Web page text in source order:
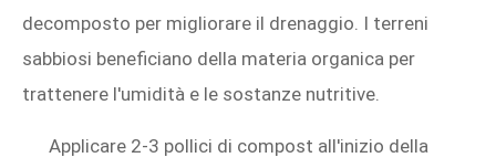
decomposto per migliorare il drenaggio. I terreni
sabbiosi beneficiano della materia organica per
trattenere l'umidità e le sostanze nutritive.
Applicare 2-3 pollici di compost all'inizio della